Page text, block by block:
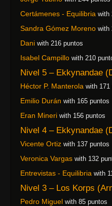
Certámenes - Equilibria with
Sandra Gómez Moreno with
Dani with 216 puntos
Isabel Campillo with 210
Nivel 5 – Ekkynandae
Héctor P. Manterola with 171
Emilio Durán with 165 puntos
Eran Mineri with 156 puntos
Nivel 4 – Ekkynandae
Vicente Ortiz with 137 puntos
Veronica Vargas with 132
Entrevistas - Equilibria with
Nivel 3 – Los Korps
Pedro Miguel with 85 puntos